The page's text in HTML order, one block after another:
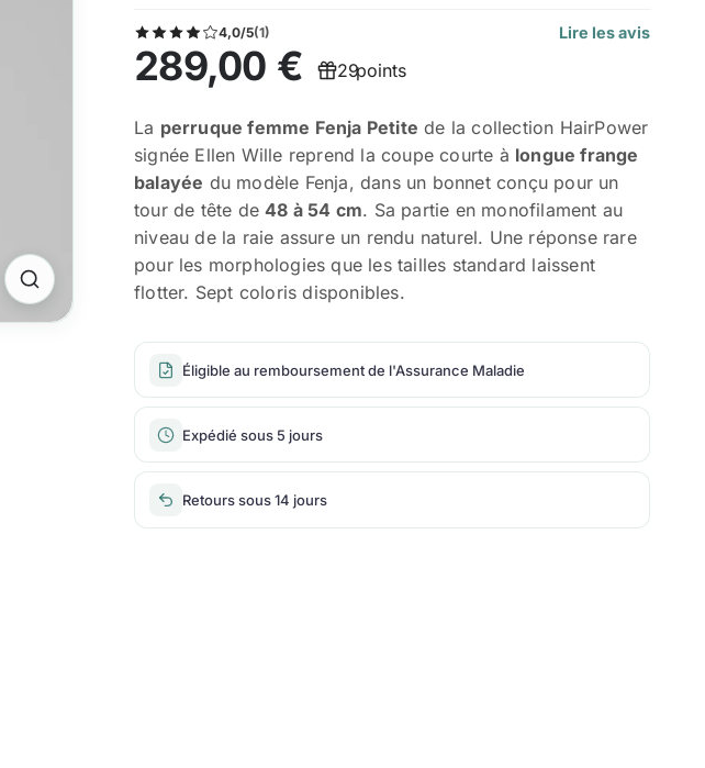
4,0/5(1) Lire les avis
289,00 € 29points
La perruque femme Fenja Petite de la collection HairPower
signée Ellen Wille reprend la coupe courte à longue frange
balayée du modèle Fenja, dans un bonnet conçu pour un
tour de tête de48 à 54 cm. Sa partie en monofilament au
niveau de la raie assure un rendu naturel. Une réponse rare
pour les morphologies que les tailles standard laissent
flotter. Sept coloris disponibles.
Éligible au remboursement de l'Assurance Maladie
Expédié sous 5 jours
Retours sous 14 jours